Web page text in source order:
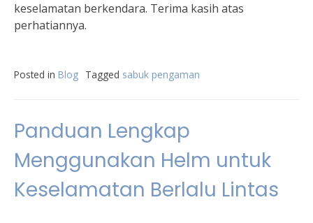
keselamatan berkendara. Terima kasih atas
perhatiannya.
Posted in Blog Tagged sabuk pengaman
Panduan Lengkap
Menggunakan Helm untuk
Keselamatan Berlalu Lintas